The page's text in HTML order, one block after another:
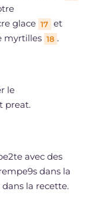
glace 17 et
myrtilles 18 .
le
preat.
avec des
dans la
la recette.